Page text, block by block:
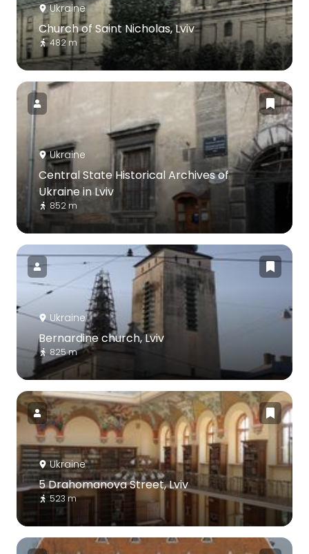
Ukraine
Church of Saint Nicholas, Lviv
482 m
Ukraine
Central State Historical Archives of
Ukraine in Lviv
852 m
Ukraine
Bernardine church, Lviv
825 m
Ukraine
5 Drahomanova Street, Lviv
523 m